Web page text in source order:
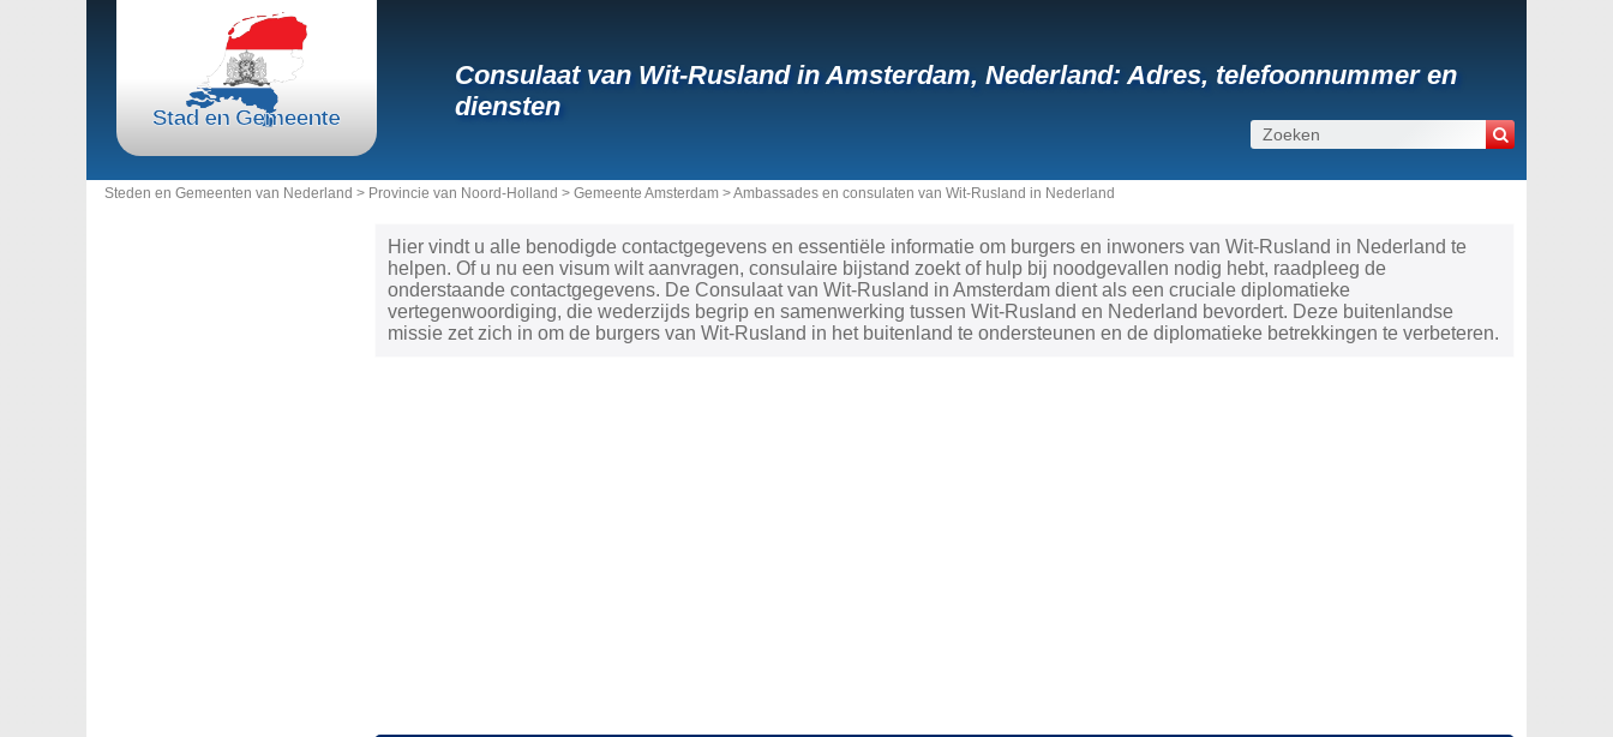
Consulaat van Wit-Rusland in Amsterdam, Nederland: Adres, telefoonnummer en
diensten
Steden en Gemeenten van Nederland > Provincie van Noord-Holland > Gemeente Amsterdam >Ambassades en consulaten van Wit-Rusland in Nederland
Hier vindt u alle benodigde contactgegevens en essentiële informatie om burgers en inwoners van Wit-Rusland in Nederland te
helpen. Of u nu een visum wilt aanvragen, consulaire bijstand zoekt of hulp bij noodgevallen nodig hebt, raadpleeg de
onderstaande contactgegevens. De Consulaat van Wit-Rusland in Amsterdam dient als een cruciale diplomatieke
vertegenwoordiging, die wederzijds begrip en samenwerking tussen Wit-Rusland en Nederland bevordert. Deze buitenlandse
missie zet zich in om de burgers van Wit-Rusland in het buitenland te ondersteunen en de diplomatieke betrekkingen te verbeteren.